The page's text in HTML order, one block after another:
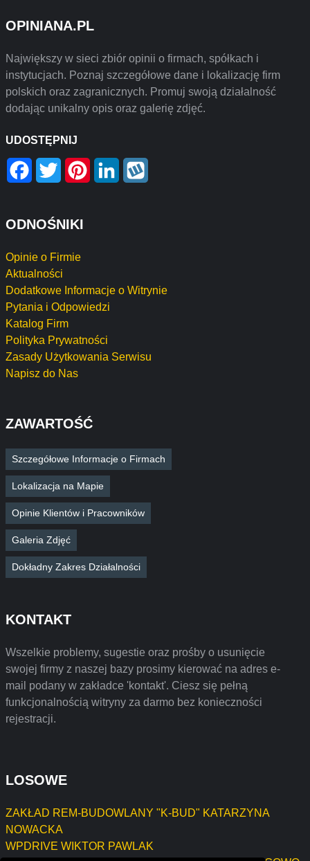
OPINIANA.PL
Największy w sieci zbiór opinii o firmach, spółkach i
instytucjach. Poznaj szczegółowe dane i lokalizację firm
polskich oraz zagranicznych. Promuj swoją działalność
dodając unikalny opis oraz galerię zdjęć.
UDOSTĘPNIJ
Facebook
Twitter PinterestLinkedIn
ODNOŚNIKI
Opinie o Firmie
Aktualności
Dodatkowe Informacje o Witrynie
Pytania i Odpowiedzi
Katalog Firm
Polityka Prywatności
Zasady Użytkowania Serwisu
Napisz do Nas
ZAWARTOŚĆ
Szczegółowe Informacje o Firmach
Lokalizacja na Mapie
Opinie Klientów i Pracowników
Galeria Zdjęć
Dokładny Zakres Działalności
KONTAKT
Wszelkie problemy, sugestie oraz prośby o usunięcie
swojej firmy z naszej bazy prosimy kierować na adres e-
mail podany w zakładce 'kontakt'. Ciesz się pełną
funkcjonalnością witryny za darmo bez konieczności
rejestracji.
LOSOWE
ZAKŁAD REM-BUDOWLANY "K-BUD" KATARZYNA
NOWACKA
WPDRIVE WIKTOR PAWLAK